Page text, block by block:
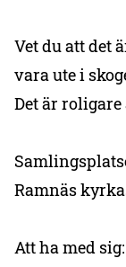
Vet du att det
vara ute i
Det är
Ramnäs
Att ha med sig: